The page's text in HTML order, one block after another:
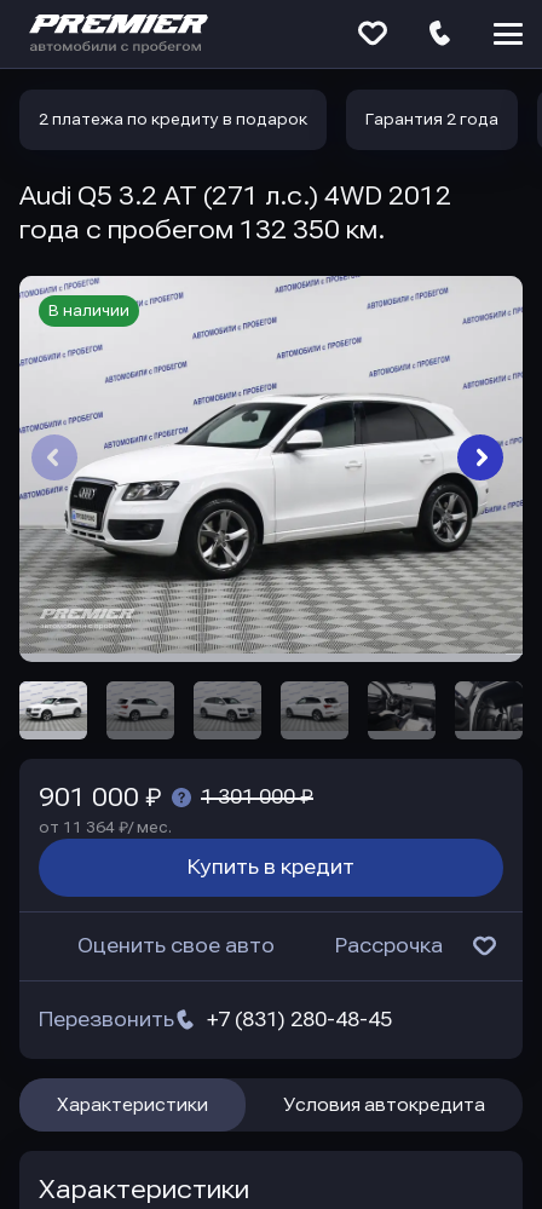
2 платежа по кредиту в подарок Гарантия 2 года
Audi Q5 3.2 AT (271 л.с.) 4WD 2012
года с пробегом 132 350 км.
В наличии
901 000 ₽ 1 301 000 ₽
от 11 364 ₽/ мес.
Купить в кредит
Оценить свое авто Рассрочка
+7 (831) 280-48-45
Перезвонить
Характеристики Условия автокредита
Характеристики